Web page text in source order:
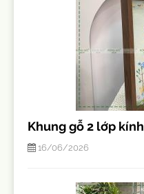
Khung gỗ 2 lớp kính
16/06/2026